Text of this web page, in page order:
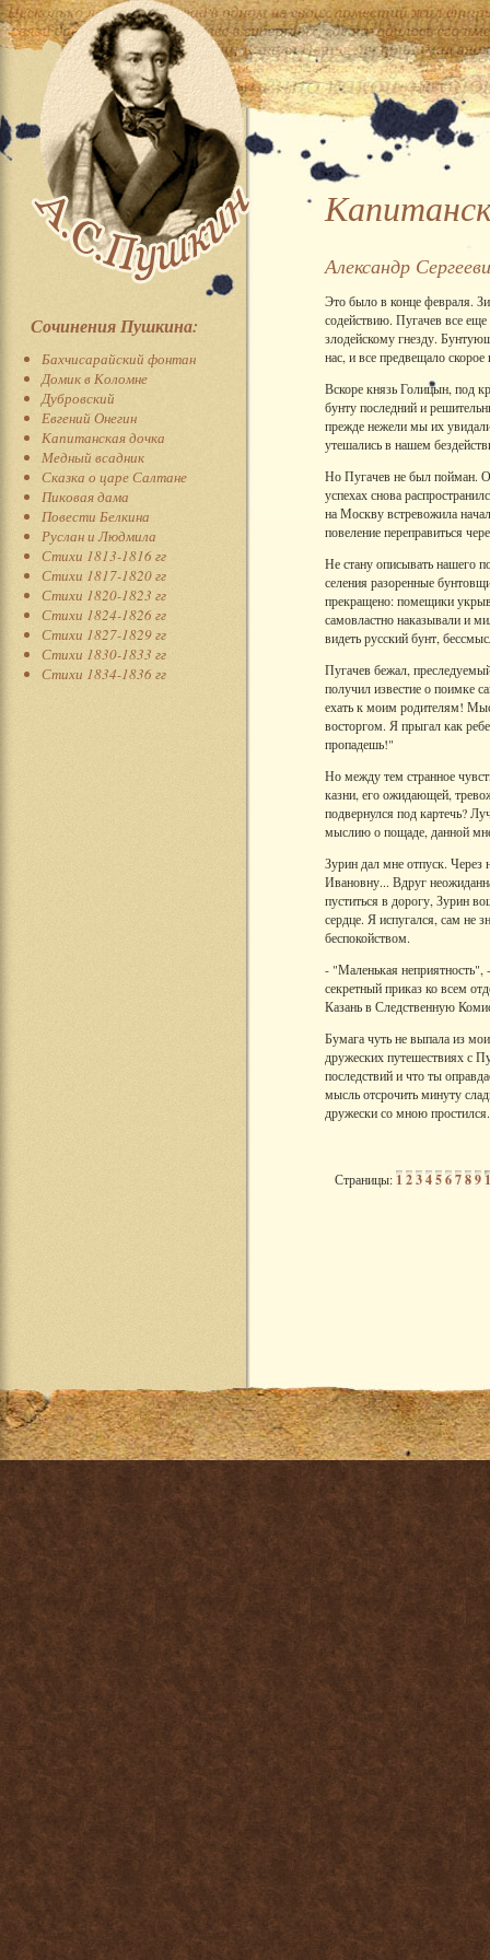
Сочинения Пушкина:
Бахчисарайский фонтан
Домик в Коломне
Дубровский
Евгений Онегин
Капитанская дочка
Медный всадник
Сказка о царе Салтане
Пиковая дама
Повести Белкина
Руслан и Людмила
Стихи 1813-1816 гг
Стихи 1817-1820 гг
Стихи 1820-1823 гг
Стихи 1824-1826 гг
Стихи 1827-1829 гг
Стихи 1830-1833 гг
Стихи 1834-1836 гг
Александр
Это было в конце февраля.
содействию. Пугачев все
злодейскому гнезду.
нас, и все предвещало
Вскоре князь Голицын, под
бунту последний и
прежде нежели мы их
утешались в нашем
Но Пугачев не был пойман.
успехах снова
на Москву встревожила
повеление переправиться
Не стану описывать нашего
селения разоренные
прекращено: помещики
самовластно наказывали и
видеть русский бунт,
Пугачев бежал,
получил известие о поимке
ехать к моим родителям!
восторгом. Я прыгал как
пропадешь!"
Но между тем странное
казни, его ожидающей,
подвернулся под картечь?
мыслию о пощаде, данной
Зурин дал мне отпуск. Через
Ивановну... Вдруг
пуститься в дорогу, Зурин
сердце. Я испугался, сам не
беспокойством.
- "Маленькая неприятность",
секретный приказ ко всем
Казань в Следственную
Бумага чуть не выпала из
дружеских путешествиях с
последствий и что ты
мысль отсрочить минуту
дружески со мною
Страницы:1 23456789